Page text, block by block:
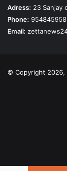
Adress: 23 Sanjay
Phone:
Email:
© Copyright 2026,